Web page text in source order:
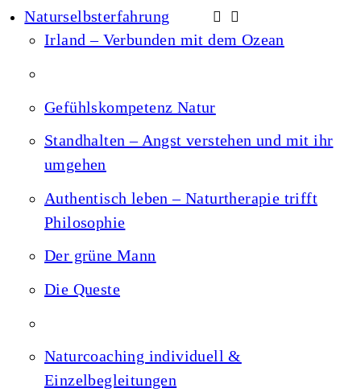
Naturselbsterfahrung
Irland – Verbunden mit dem Ozean
Gefühlskompetenz Natur
Standhalten – Angst verstehen und mit ihr
umgehen
Authentisch leben – Naturtherapie trifft
Philosophie
Der grüne Mann
Die Queste
Naturcoaching individuell &
Einzelbegleitungen